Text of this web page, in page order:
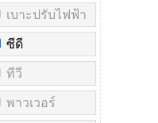
เบาะปรับไฟฟ้า
ซีดี
ทีวี
พาวเวอร์